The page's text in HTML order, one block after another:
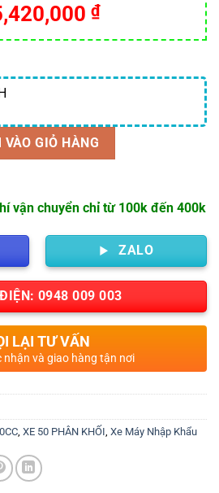
₫
VÀO GIỎ HÀNG
vận chuyển chỉ từ 100k đến 400k
ZALO
0948 009 003
LẠI TƯ VẤN
nhận và giao hàng tận nơi
, XE 50 PHÂN KHỐI, Xe Máy Nhập Khẩu